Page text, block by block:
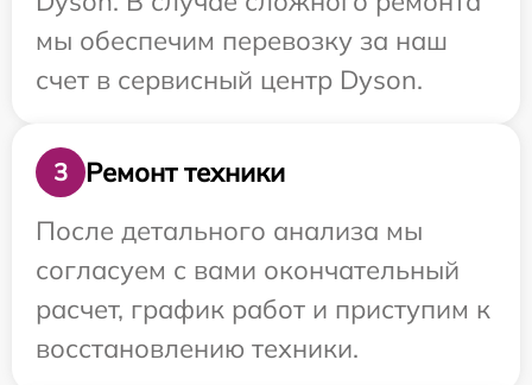
мы обеспечим перевозку за наш
счет в сервисный центр Dyson.
3
Ремонт техники
После детального анализа мы
согласуем с вами окончательный
расчет, график работ и приступим к
восстановлению техники.